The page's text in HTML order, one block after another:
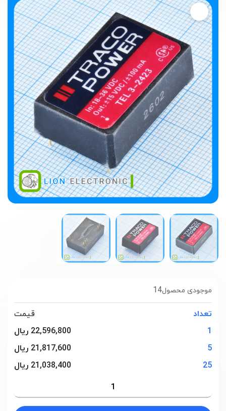
14موجودی محصول
تعداد
قیمت
1
22,596,800 ریال
5
21,817,600 ریال
25
21,038,400 ریال